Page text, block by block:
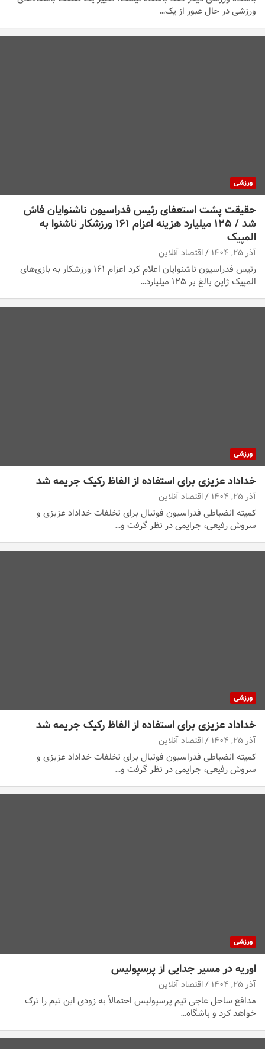
ورزشی در حال عبور از یک…
ورزشی
حقیقت پشت استعفای رئیس فدراسیون ناشنوایان فاش
شد / ۱۲۵ میلیارد هزینه اعزام ۱۶۱ ورزشکار ناشنوا به
المپیک
آذر ۲۵, ۱۴۰۴ اقتصاد آنلاین
رئیس فدراسیون ناشنوایان اعلام کرد اعزام ۱۶۱ ورزشکار به بازی‌های
المپیک ژاپن بالغ بر ۱۲۵ میلیارد…
ورزشی
خداداد عزیزی برای استفاده از الفاظ رکیک جریمه شد
آذر ۲۵, ۱۴۰۴ اقتصاد آنلاین
کمیته انضباطی فدراسیون فوتبال برای تخلفات خداداد عزیزی و
سروش رفیعی، جرایمی در نظر گرفت و…
ورزشی
خداداد عزیزی برای استفاده از الفاظ رکیک جریمه شد
آذر ۲۵, ۱۴۰۴ اقتصاد آنلاین
کمیته انضباطی فدراسیون فوتبال برای تخلفات خداداد عزیزی و
سروش رفیعی، جرایمی در نظر گرفت و…
ورزشی
اوریه در مسیر جدایی از پرسپولیس
آذر ۲۵, ۱۴۰۴ اقتصاد آنلاین
مدافع ساحل عاجی تیم پرسپولیس احتمالاً به زودی این تیم را ترک
خواهد کرد و باشگاه…